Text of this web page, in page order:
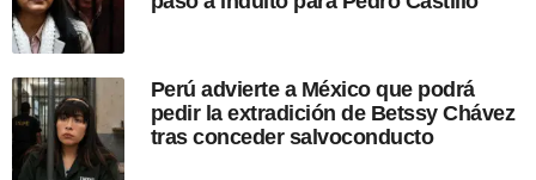
u
b
l
Perú advierte a México que podrá
pedir la extradición de Betssy Chávez
tras conceder salvoconducto